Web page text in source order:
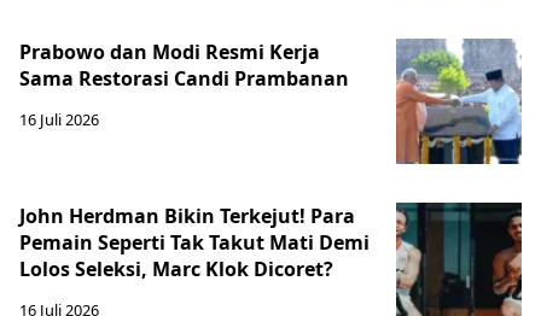
Prabowo dan Modi Resmi Kerja
Sama Restorasi Candi Prambanan
16 Juli 2026
John Herdman Bikin Terkejut! Para
Pemain Seperti Tak Takut Mati Demi
Lolos Seleksi, Marc Klok Dicoret?
16 Juli 2026